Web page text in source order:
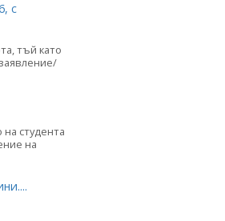
с
тъй като
студента
на